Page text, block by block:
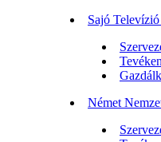
Sajó
Német